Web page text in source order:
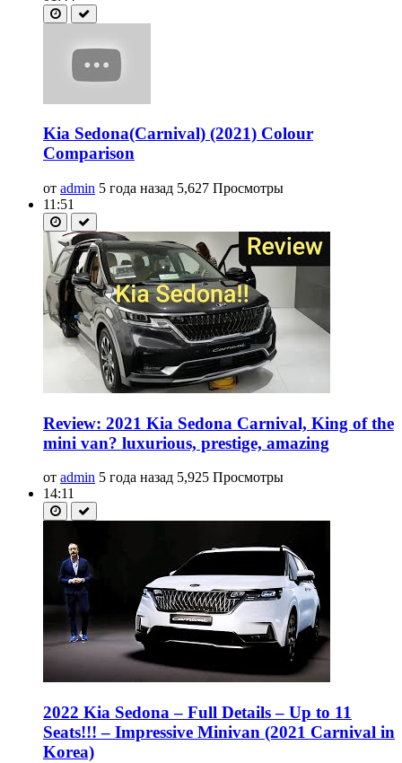
Kia Sedona(Carnival) (2021) Colour
Comparison
от admin 5 года назад 5,627 Просмотры
11:51
Review: 2021 Kia Sedona Carnival, King of the
mini van? luxurious, prestige, amazing
от admin 5 года назад 5,925 Просмотры
14:11
2022 Kia Sedona – Full Details – Up to 11
Seats!!! – Impressive Minivan (2021 Carnival in
Korea)